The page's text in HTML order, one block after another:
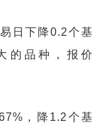
日下降0.2个基
的品种，报价
，降1.2个基